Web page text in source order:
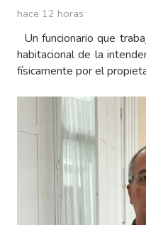
hace 12 horas
Un funcionario que
habitacional de la
físicamente por el